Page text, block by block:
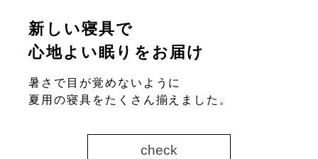
新しい寝具で
心地よい眠りをお届け
暑さで目が覚めないように
夏用の寝具をたくさん揃えました。
check